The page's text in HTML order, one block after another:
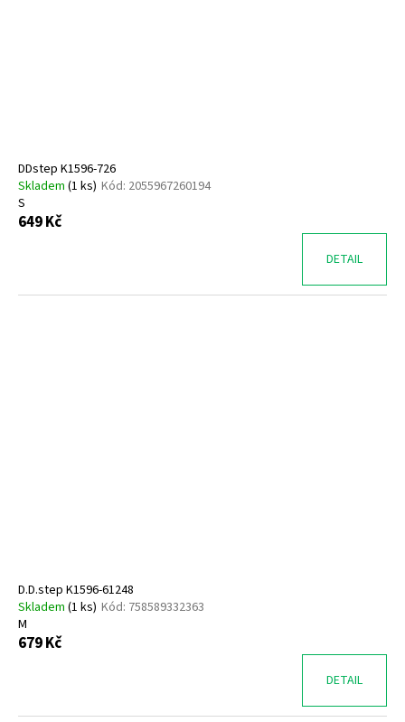
DDstep K1596-726
Skladem (1 ks) Kód: 2055967260194
S
649 Kč
DETAIL
D.D.step K1596-61248
Skladem (1 ks) Kód: 758589332363
M
679 Kč
DETAIL